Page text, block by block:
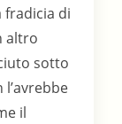
fradicia di
altro
sotto
l’avrebbe
il